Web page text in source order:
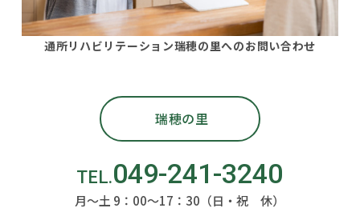
通所リハビリテーション瑞穂の里へのお問い合わせ
瑞穂の里
049-241-3240
月～土 9：00～17：30（日・祝 休）